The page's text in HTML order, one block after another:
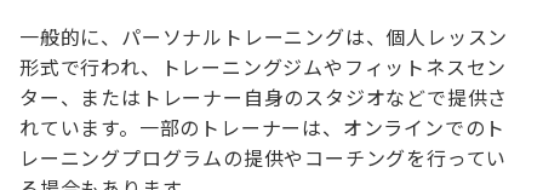
一般的に、パーソナルトレーニングは、個人レッスン
形式で行われ、トレーニングジムやフィットネスセン
ター、またはトレーナー自身のスタジオなどで提供さ
れています。一部のトレーナーは、オンラインでのト
レーニングプログラムの提供やコーチングを行ってい